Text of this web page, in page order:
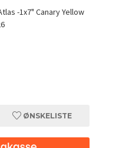
-1x7" Canary Yellow
ØNSKELISTE